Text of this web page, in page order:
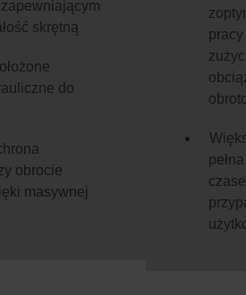
skrętną
do
obrocie
masywnej